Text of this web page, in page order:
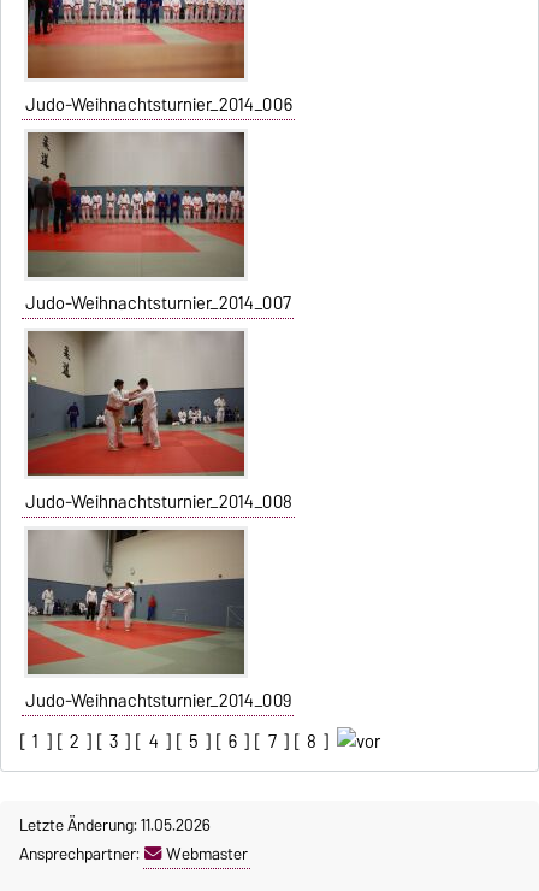
Judo-Weihnachtsturnier_2014_006
Judo-Weihnachtsturnier_2014_007
Judo-Weihnachtsturnier_2014_008
Judo-Weihnachtsturnier_2014_009
[ 1 ] [ 2 ] [ 3 ] [ 4 ] [ 5 ] [ 6 ] [ 7 ] [ 8 ]
Letzte Änderung: 11.05.2026
Ansprechpartner:
Webmaster